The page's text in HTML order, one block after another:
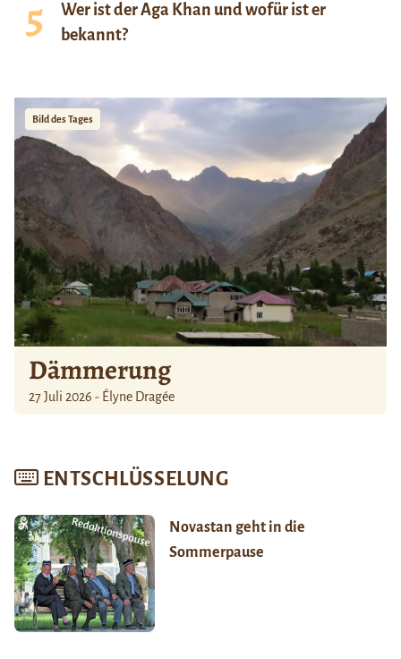
Wer ist der Aga Khan und wofür ist er
bekannt?
Bild des Tages
Dämmerung
27 Juli 2026 - Élyne Dragée
ENTSCHLÜSSELUNG
Novastan geht in die
Sommerpause